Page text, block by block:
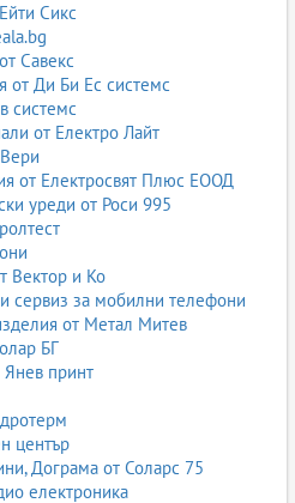
Сикс
Савекс
от Ди Би Ес системс
системс
от Електро Лайт
от Електросвят Плюс ЕООД
уреди от Роси 995
Вектор и Ко
сервиз за мобилни телефони
от Метал Митев
БГ
Янев принт
център
Дограма от Соларс 75
електроника